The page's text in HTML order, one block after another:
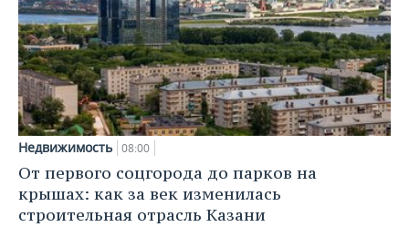
Недвижимость 08:00
От первого соцгорода до парков на
крышах: как за век изменилась
строительная отрасль Казани